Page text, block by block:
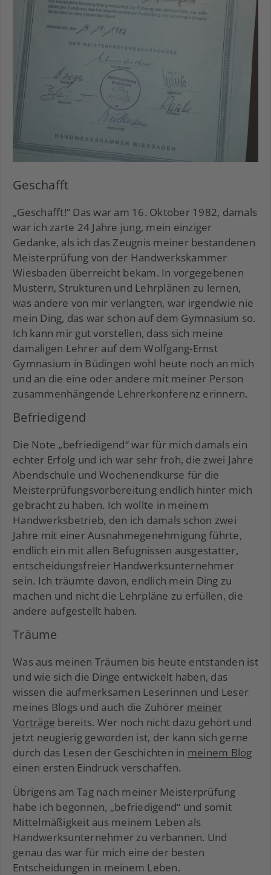
Geschafft
„Geschafft!“ Das war am 16. Oktober 1982, damals
war ich zarte 24 Jahre jung, mein einziger
Gedanke, als ich das Zeugnis meiner bestandenen
Meisterprüfung von der Handwerkskammer
Wiesbaden überreicht bekam. In vorgegebenen
Mustern, Strukturen und Lehrplänen zu lernen,
was andere von mir verlangten, war irgendwie nie
mein Ding, das war schon auf dem Gymnasium so.
Ich kann mir gut vorstellen, dass sich meine
damaligen Lehrer auf dem Wolfgang-Ernst
Gymnasium in Büdingen wohl heute noch an mich
und an die eine oder andere mit meiner Person
zusammenhängende Lehrerkonferenz erinnern.
Befriedigend
Die Note „befriedigend“ war für mich damals ein
echter Erfolg und ich war sehr froh, die zwei Jahre
Abendschule und Wochenendkurse für die
Meisterprüfungsvorbereitung endlich hinter mich
gebracht zu haben. Ich wollte in meinem
Handwerksbetrieb, den ich damals schon zwei
Jahre mit einer Ausnahmegenehmigung führte,
endlich ein mit allen Befugnissen ausgestatter,
entscheidungsfreier Handwerksunternehmer
sein. Ich träumte davon, endlich mein Ding zu
machen und nicht die Lehrpläne zu erfüllen, die
andere aufgestellt haben.
Träume
Was aus meinen Träumen bis heute entstanden ist
und wie sich die Dinge entwickelt haben, das
wissen die aufmerksamen Leserinnen und Leser
meines Blogs und auch die Zuhörer meiner
Vorträge bereits. Wer noch nicht dazu gehört und
jetzt neugierig geworden ist, der kann sich gerne
durch das Lesen der Geschichten in meinem Blog
einen ersten Eindruck verschaffen.
Übrigens am Tag nach meiner Meisterprüfung
habe ich begonnen, „befriedigend“ und somit
Mittelmäßigkeit aus meinem Leben als
Handwerksunternehmer zu verbannen. Und
genau das war für mich eine der besten
Entscheidungen in meinem Leben.